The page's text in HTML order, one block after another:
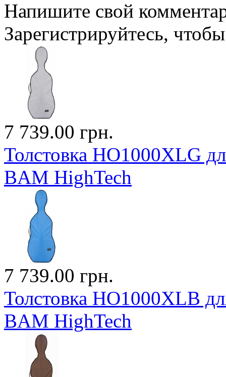
Напишите свой
Зарегистрируйтесь,
7 739.00 грн.
Толстовка HO1000XLG
BAM HighTech
7 739.00 грн.
Толстовка HO1000XLB
BAM HighTech